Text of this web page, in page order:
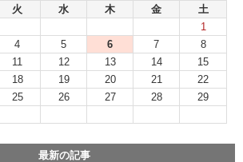
火 水 木 金
土
1
4 5 6 7
8
11 12 13 14
15
18 19 20 21
22
25 26 27 28
29
最新の記事